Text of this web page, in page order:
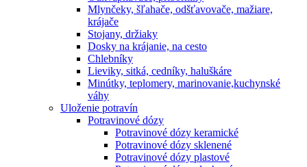
Mlynčeky, šľahače, odšťavovače, mažiare,
krájače
Stojany, držiaky
Dosky na krájanie, na cesto
Chlebníky
Lieviky, sitká, cedníky, haluškáre
Minútky, teplomery, marinovanie,kuchynské
váhy
Uloženie potravín
Potravinové dózy
Potravinové dózy keramické
Potravinové dózy sklenené
Potravinové dózy plastové